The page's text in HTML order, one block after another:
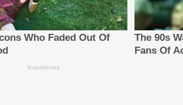
for open-source small
while enhancing AI's
Cathay Financial Holdings)